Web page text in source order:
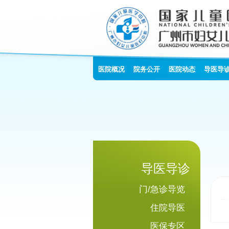
医院概况 院务公开 医院动态 导医导
导医导诊
门/急诊导览
住院导医
医保专区